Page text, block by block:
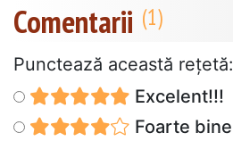
Comentarii
Punctează această reţetă:
Excelent!!!
Foarte bine